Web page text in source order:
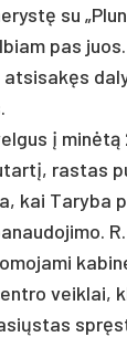
su
pas
at­si­sakęs
į minėtą
ras­tas
kai Ta­ry­ba
veik­lai,